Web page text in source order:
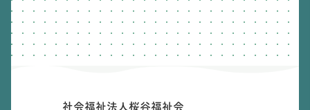
社会福祉法人桜谷福祉会